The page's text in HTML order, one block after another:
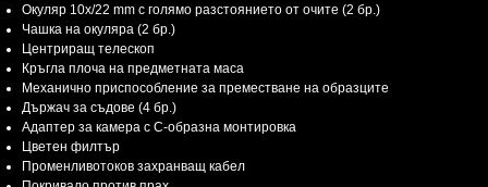
Окуляр 10x/22 mm с голямо разстоянието от очите (2 бр.)
Чашка на окуляра (2 бр.)
Центриращ телескоп
Кръгла плоча на предметната маса
Механично приспособление за преместване на образците
Държач за съдове (4 бр.)
Адаптер за камера с С-образна монтировка
Цветен филтър
Променливотоков захранващ кабел